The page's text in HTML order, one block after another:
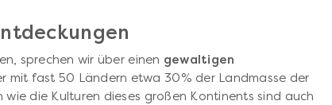
sprechen wir über einen gewaltigen
mit fast 50 Ländern etwa 30% der Landmasse der
wie die Kulturen dieses großen Kontinents sind auch